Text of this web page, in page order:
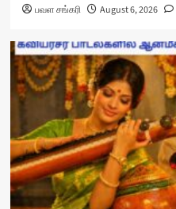
பவள சங்கரி August 6, 2026